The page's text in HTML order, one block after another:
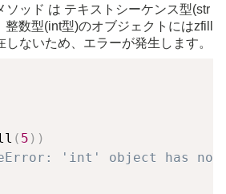
ソッド は テキストシーケンス型(str
数型(int型)のオブジェクトにはzfill
ないため、エラーが発生します。
( 5 ) )
'int' object has